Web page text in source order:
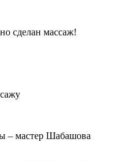
сделан массаж!
– мастер Шабашова